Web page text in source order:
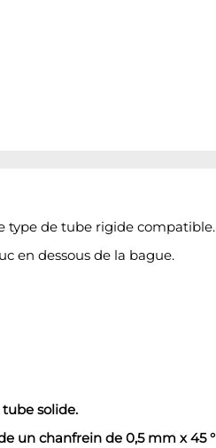
type de tube rigide compatible.
en dessous de la bague.
solide.
un chanfrein de 0,5 mm x 45 °